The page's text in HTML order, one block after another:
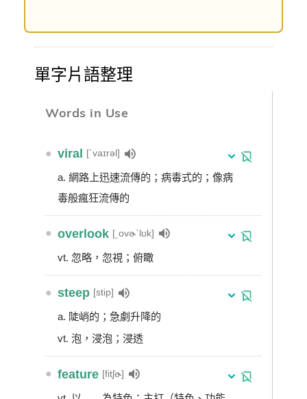
單字片語整理
Words in Use
● viral [ˋvaɪrəl]
a. 網路上迅速流傳的；病毒式的；像病
毒般瘋狂流傳的
● overlook [͵ovɚˋlʊk]
vt. 忽略，忽視；俯瞰
● steep [stip]
a. 陡峭的；急劇升降的
vt. 泡，浸泡；浸透
● feature [fitʃɚ]